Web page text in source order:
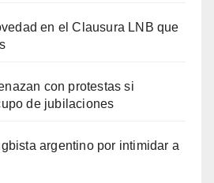
en el Clausura LNB que
con protestas si
de jubilaciones
argentino por intimidar a